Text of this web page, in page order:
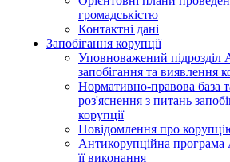
громадськістю
Контактні дані
Запобігання корупції
Уповноважений
запобігання та виявлення
Нормативно-правова база
роз'яснення з питань
корупції
Повідомлення про
Антикорупційна
її виконання